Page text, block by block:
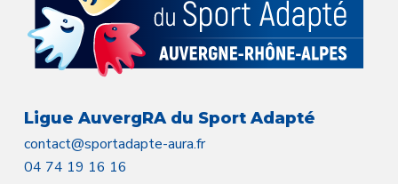
Ligue AuvergRA du Sport Adapté
contact@sportadapte-aura.fr
04 74 19 16 16